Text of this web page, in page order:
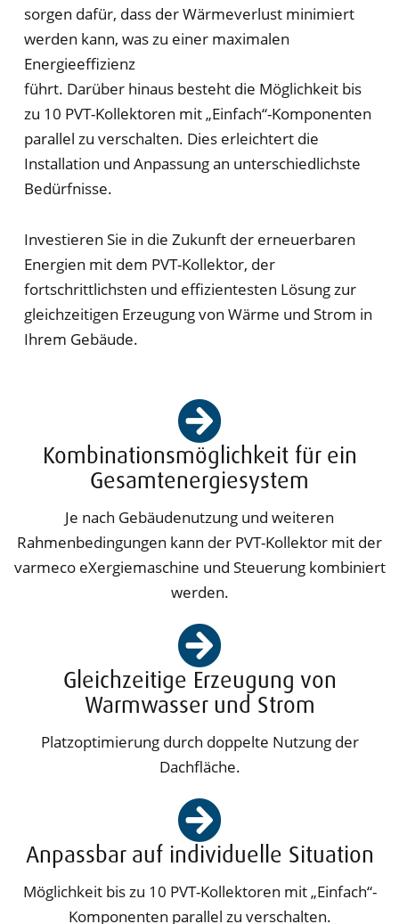
sorgen dafür, dass der Wärmeverlust minimiert
werden kann, was zu einer maximalen
Energieeffizienz
führt. Darüber hinaus besteht die Möglichkeit bis
zu 10 PVT-Kollektoren mit „Einfach“-Komponenten
parallel zu verschalten. Dies erleichtert die
Installation und Anpassung an unterschiedlichste
Bedürfnisse.
Investieren Sie in die Zukunft der erneuerbaren
Energien mit dem PVT-Kollektor, der
fortschrittlichsten und effizientesten Lösung zur
gleichzeitigen Erzeugung von Wärme und Strom in
Ihrem Gebäude.
Kombinationsmöglichkeit für ein
Gesamtenergiesystem
Je nach Gebäudenutzung und weiteren
Rahmenbedingungen kann der PVT-Kollektor mit der
varmeco eXergiemaschine und Steuerung kombiniert
werden.
Gleichzeitige Erzeugung von
Warmwasser und Strom
Platzoptimierung durch doppelte Nutzung der
Dachfläche.
Anpassbar auf individuelle Situation
Möglichkeit bis zu 10 PVT-Kollektoren mit „Einfach“-
Komponenten parallel zu verschalten.